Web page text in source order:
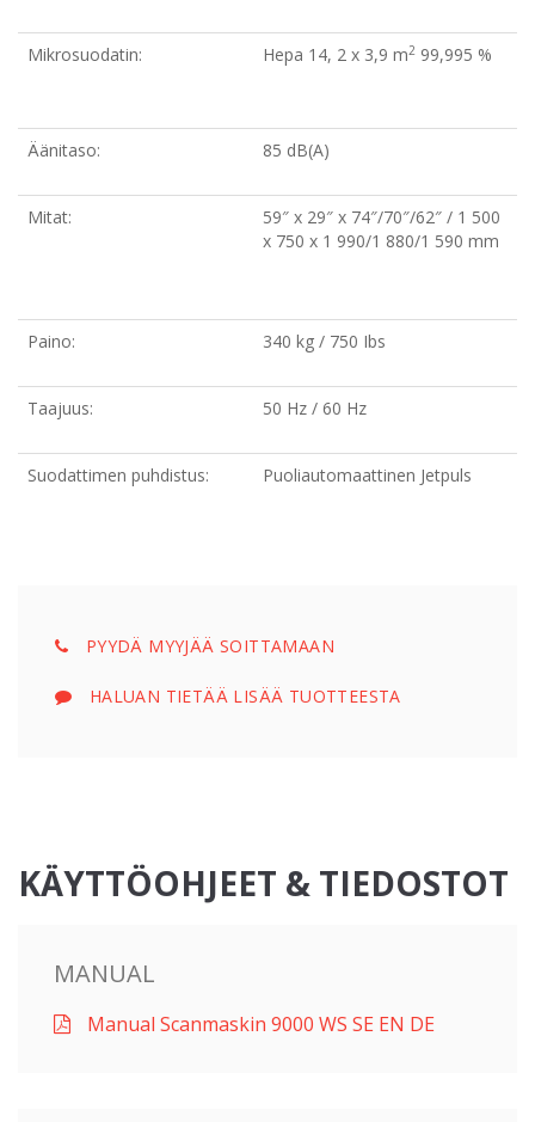
Mikrosuodatin: Hepa 14, 2 x 3,9 m2 99,995 %
Äänitaso: 85 dB(A)
Mitat:
59″ x 29″ x 74″/70″/62″ / 1 500
x 750 x 1 990/1 880/1 590 mm
Paino: 340 kg / 750 Ibs
Taajuus: 50 Hz / 60 Hz
Suodattimen puhdistus: Puoliautomaattinen Jetpuls
PYYDÄ MYYJÄÄ SOITTAMAAN
HALUAN TIETÄÄ LISÄÄ TUOTTEESTA
KÄYTTÖOHJEET & TIEDOSTOT
MANUAL
Manual Scanmaskin 9000 WS SE EN DE